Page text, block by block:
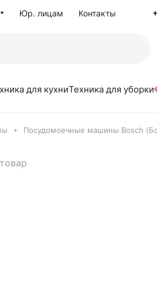
Юр. лицам Контакты
для кухниТехника для уборки
Посудомоечные машины Bosch